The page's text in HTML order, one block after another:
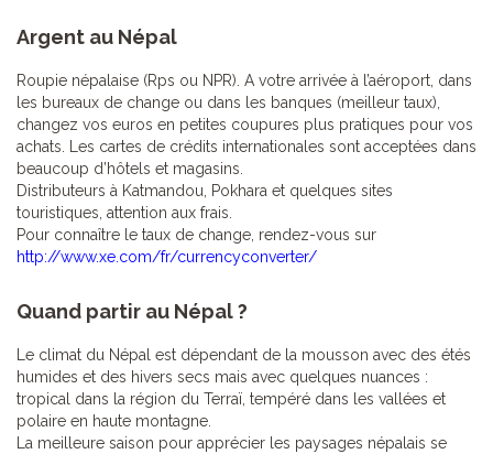
Argent au Népal
Roupie népalaise (Rps ou NPR). A votre arrivée à l’aéroport, dans
les bureaux de change ou dans les banques (meilleur taux),
changez vos euros en petites coupures plus pratiques pour vos
achats. Les cartes de crédits internationales sont acceptées dans
beaucoup d’hôtels et magasins.
Distributeurs à Katmandou, Pokhara et quelques sites
touristiques, attention aux frais.
Pour connaître le taux de change, rendez-vous sur
http://www.xe.com/fr/currencyconverter/
Quand partir au Népal ?
Le climat du Népal est dépendant de la mousson avec des étés
humides et des hivers secs mais avec quelques nuances :
tropical dans la région du Terraï, tempéré dans les vallées et
polaire en haute montagne.
La meilleure saison pour apprécier les paysages népalais se